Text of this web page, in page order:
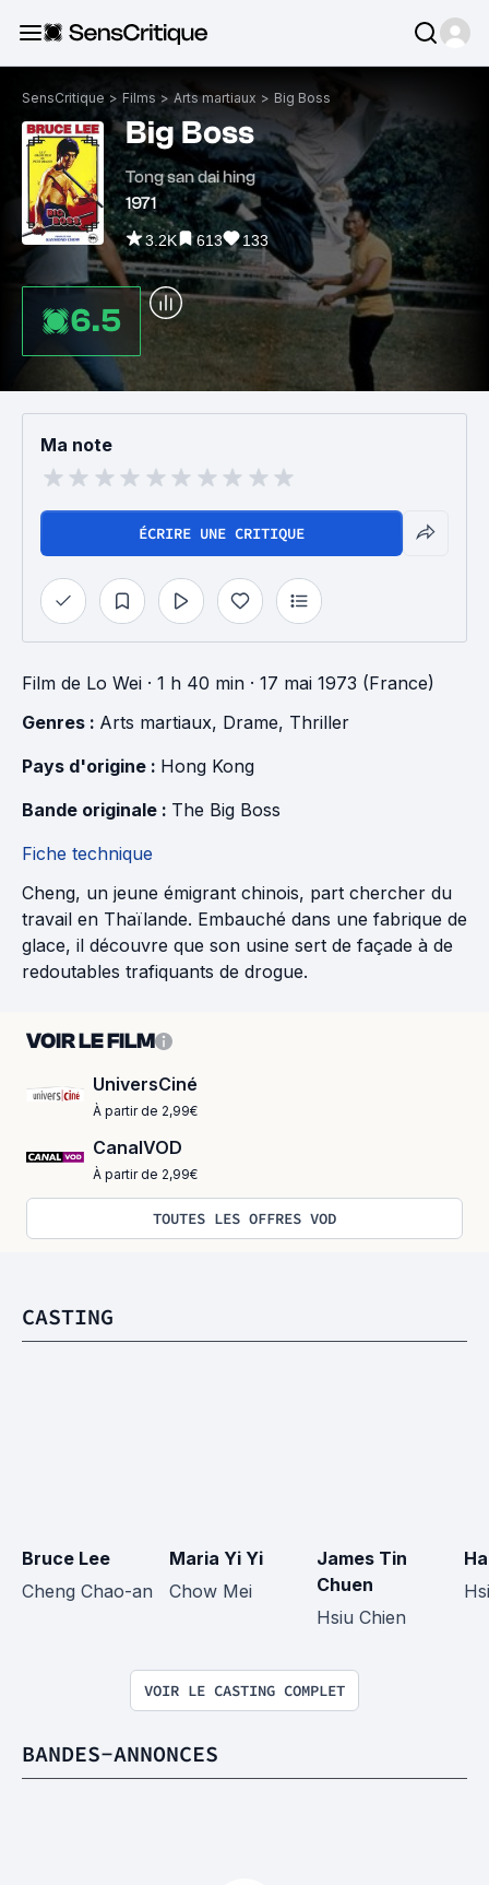
SensCritique > Films > Arts martiaux > Big Boss
Big Boss
Tong san dai hing
1971
3.2K 613 133
6.5
Ma note
ÉCRIRE UNE CRITIQUE
Film de Lo Wei · 1 h 40 min · 17 mai 1973 (France)
Genres : Arts martiaux, Drame, Thriller
Pays d'origine : Hong Kong
Bande originale : The Big Boss
Fiche technique
Cheng, un jeune émigrant chinois, part chercher du
travail en Thaïlande. Embauché dans une fabrique de
glace, il découvre que son usine sert de façade à de
redoutables trafiquants de drogue.
VOIR LE FILM
UniversCiné
À partir de 2,99€
CanalVOD
À partir de 2,99€
TOUTES LES OFFRES VOD
CASTING
Bruce Lee
Cheng Chao-an
Maria Yi Yi
Chow Mei
James Tin
Chuen
Hsiu Chien
VOIR LE CASTING COMPLET
BANDES-ANNONCES